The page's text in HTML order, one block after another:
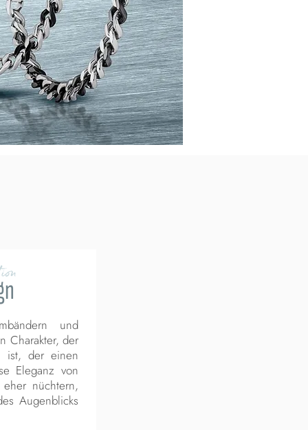
und
Charakter, der
ist, der einen
Eleganz von
nüchtern,
Augenblicks